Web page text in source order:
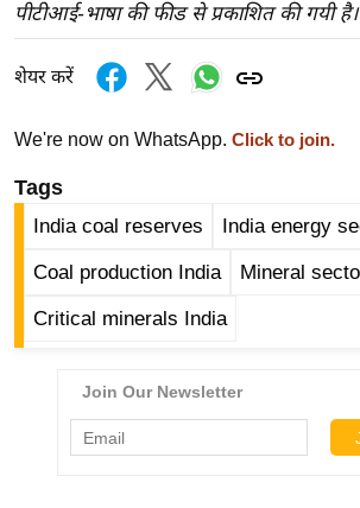
म
नो
रं
न
ग
त
बॉ
वु
पीटीआई-भाषा की फीड से प्रकाशित की गयी है।
शेयर करें
We're now on WhatsApp. Click to join.
Tags
India coal reserves India energy
Coal production India Mineral
Critical minerals India